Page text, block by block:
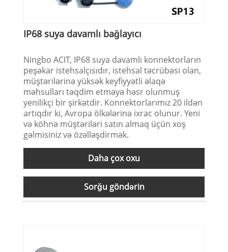
IP68 suya davamlı bağlayıcı
Ningbo ACIT, IP68 suya davamlı konnektorların
peşəkar istehsalçısıdır, istehsal təcrübəsi olan,
müştərilərinə yüksək keyfiyyətli əlaqə
məhsulları təqdim etməyə həsr olunmuş
yenilikçi bir şirkətdir. Konnektorlarımız 20 ildən
artıqdır ki, Avropa ölkələrinə ixrac olunur. Yeni
və köhnə müştəriləri satın almaq üçün xoş
gəlmisiniz və özəlləşdirmək.
Daha çox oxu
Sorğu göndərin